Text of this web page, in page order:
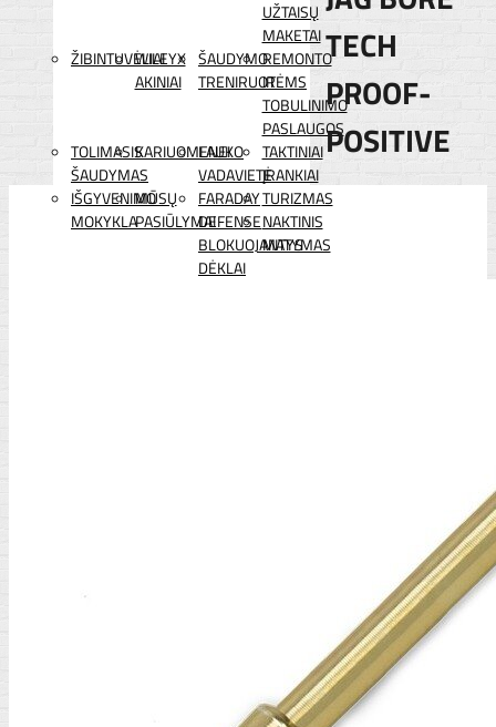
UŽTAISŲ
MAKETAI
ŽIBINTUVĖLIAI
WILEYX
AKINIAI
ŠAUDYMO
TRENIRUOTĖMS
REMONTO
IR
TOBULINIMO
PASLAUGOS
TOLIMASIS
ŠAUDYMAS
KARIUOMENEI
LAUKO
VADAVIETĖ
TAKTINIAI
ĮRANKIAI
IŠGYVENIMO
MOKYKLA
MŪSŲ
PASIŪLYMAI
FARADAY
DEFENSE
BLOKUOJANTYS
DĖKLAI
TURIZMAS
NAKTINIS
MATYMAS
TECH
PROOF-
POSITIVE